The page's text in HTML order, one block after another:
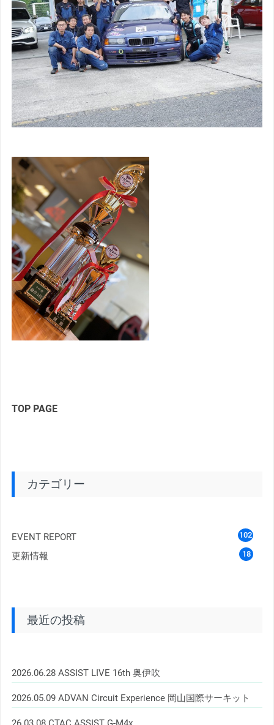
TOP PAGE
カテゴリー
EVENT REPORT 102
更新情報 18
最近の投稿
2026.06.28 ASSIST LIVE 16th 奥伊吹
2026.05.09 ADVAN Circuit Experience 岡山国際サーキット